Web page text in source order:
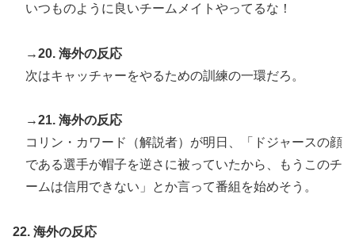
いつものように良いチームメイトやってるな！
→20. 海外の反応
次はキャッチャーをやるための訓練の一環だろ。
→21. 海外の反応
コリン・カワード（解説者）が明日、「ドジャースの顔
である選手が帽子を逆さに被っていたから、もうこのチ
ームは信用できない」とか言って番組を始めそう。
22. 海外の反応